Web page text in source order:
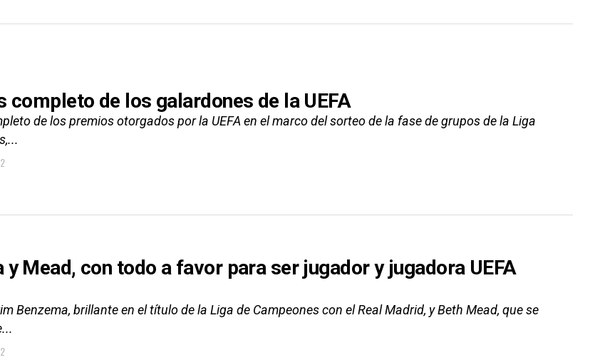
completo de los galardones de la UEFA
de los premios otorgados por la UEFA en el marco del sorteo de la fase de grupos de la Liga
y Mead, con todo a favor para ser jugador y jugadora UEFA
Benzema, brillante en el título de la Liga de Campeones con el Real Madrid, y Beth Mead, que se